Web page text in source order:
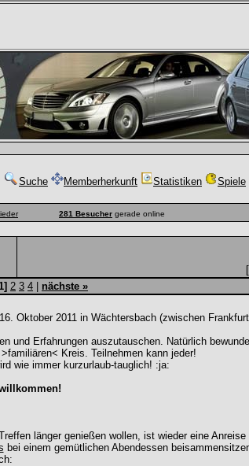
Suche Memberherkunft Statistiken Spiele
281 Besucher gerade online
2 3 4
nächste »
Oktober 2011 in Wächtersbach (zwischen
und Erfahrungen auszutauschen. Natürlich
Kreis. Teilnehmen kann jeder!
wie immer kurzurlaub-tauglich! :ja:
länger genießen wollen, ist wieder eine
bei einem gemütlichen Abendessen